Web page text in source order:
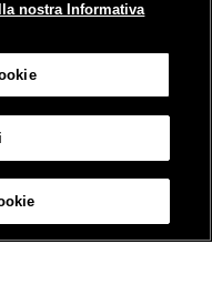
Partita Iva 01008081000
nostra Informativa